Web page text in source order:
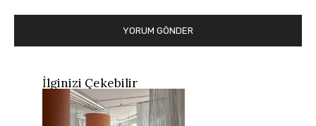
İlginizi Çekebilir